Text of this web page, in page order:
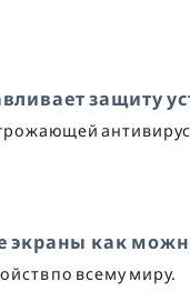
защиту
экраны как
по всему миру.